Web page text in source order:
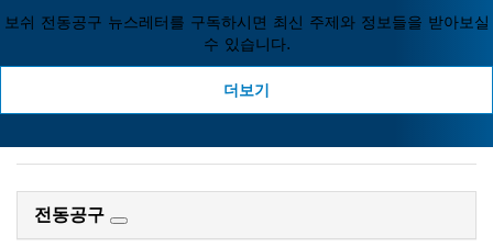
보쉬 전동공구 뉴스레터를 구독하시면 최신 주제와 정보들을 받아보실
수 있습니다.
더보기
전동공구